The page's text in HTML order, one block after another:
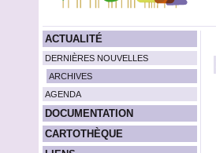
ACTUALITÉ
DERNIÈRES NOUVELLES
ARCHIVES
AGENDA
DOCUMENTATION
CARTOTHÈQUE